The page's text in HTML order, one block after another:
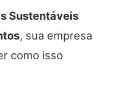
Sustentáveis
, sua empresa
como isso